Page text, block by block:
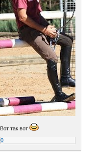
Вот так вот
0